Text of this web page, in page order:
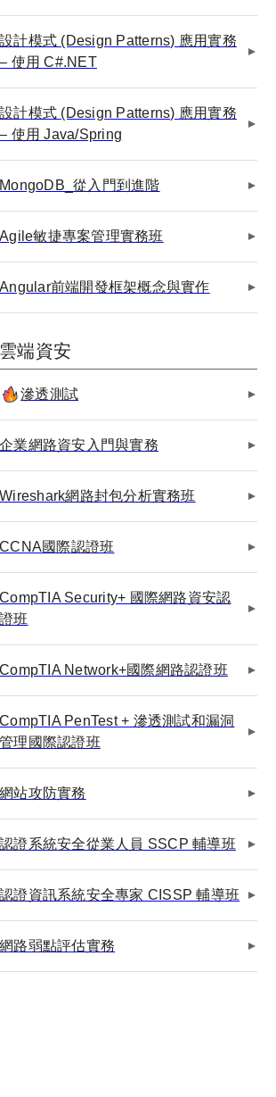
設計模式 (Design Patterns) 應用實務
– 使用 C#.NET
設計模式 (Design Patterns) 應用實務
– 使用 Java/Spring
MongoDB_從入門到進階
Agile敏捷專案管理實務班
Angular前端開發框架概念與實作
雲端資安
滲透測試
企業網路資安入門與實務
Wireshark網路封包分析實務班
CCNA國際認證班
CompTIA Security+ 國際網路資安認
證班
CompTIA Network+國際網路認證班
CompTIA PenTest + 滲透測試和漏洞
管理國際認證班
網站攻防實務
認證系統安全從業人員 SSCP 輔導班
認證資訊系統安全專家 CISSP 輔導班
網路弱點評估實務